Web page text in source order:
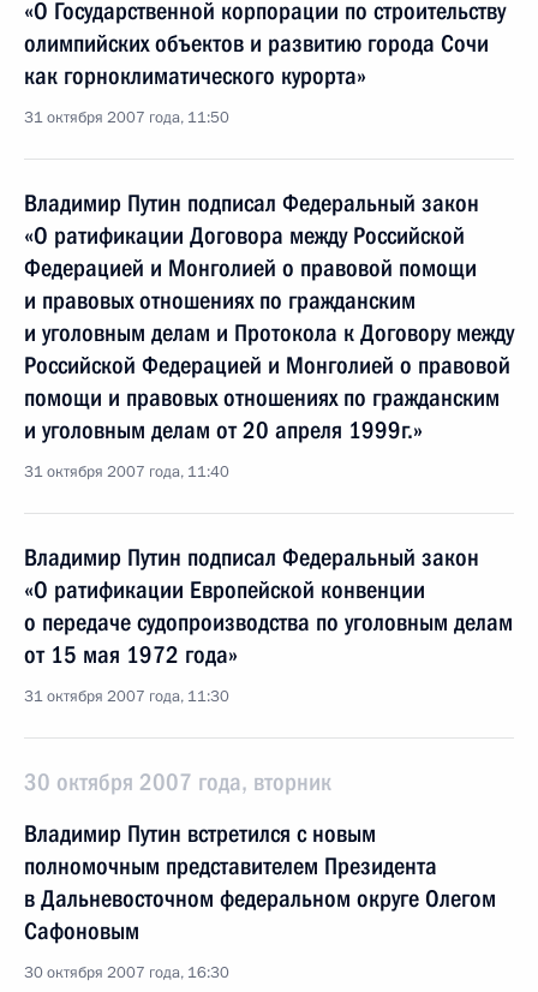
«О Государственной корпорации по строительству
олимпийских объектов и развитию города Сочи
как горноклиматического курорта»
31 октября 2007 года, 11:50
Владимир Путин подписал Федеральный закон
«О ратификации Договора между Российской
Федерацией и Монголией о правовой помощи
и правовых отношениях по гражданским
и уголовным делам и Протокола к Договору между
Российской Федерацией и Монголией о правовой
помощи и правовых отношениях по гражданским
и уголовным делам от 20 апреля 1999г.»
31 октября 2007 года, 11:40
Владимир Путин подписал Федеральный закон
«О ратификации Европейской конвенции
о передаче судопроизводства по уголовным делам
от 15 мая 1972 года»
31 октября 2007 года, 11:30
30 октября 2007 года, вторник
Владимир Путин встретился с новым
полномочным представителем Президента
в Дальневосточном федеральном округе Олегом
Сафоновым
30 октября 2007 года, 16:30